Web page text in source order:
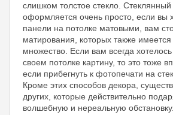
слишком толстое стекло. Стеклянный
оформляется очень просто, если вы
панели на потолке матовыми, вам
матирования, которых также
множество. Если вам всегда
своем потолке картину, то это тоже
если прибегнуть к фотопечати на
Кроме этих способов декора,
других, которые действительно
волшебную и нереальную